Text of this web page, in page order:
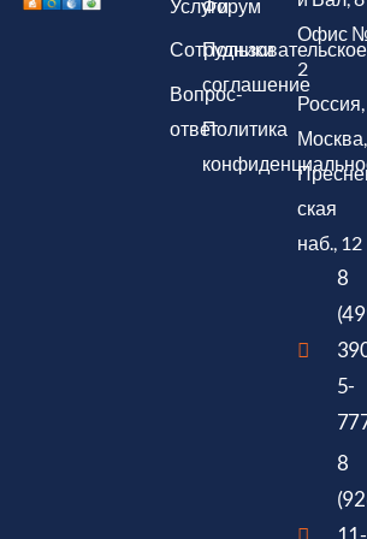
Услуги
Сотрудники
Вопрос-
ответ
Форум
Пользовательское
соглашение
Политика
Офис
2
Россия,
Москва,
ская
наб., 12
8
5-
8